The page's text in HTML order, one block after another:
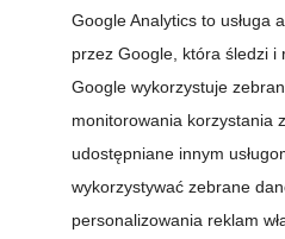
Google Analytics to usługa
przez Google, która śledzi i
Google wykorzystuje
monitorowania korzystania
udostępniane innym
wykorzystywać zebrane
personalizowania reklam